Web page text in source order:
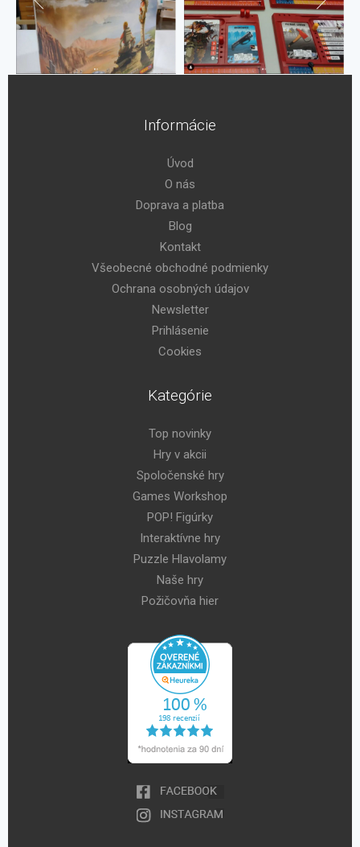
Informácie
Úvod
O nás
Doprava a platba
Blog
Kontakt
Všeobecné obchodné podmienky
Ochrana osobných údajov
Newsletter
Prihlásenie
Cookies
Kategórie
Top novinky
Hry v akcii
Spoločenské hry
Games Workshop
POP! Figúrky
Interaktívne hry
Puzzle Hlavolamy
Naše hry
Požičovňa hier